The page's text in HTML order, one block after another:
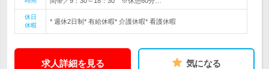
休日
休暇
* 週休2日制* 有給休暇* 介護休暇* 看護休暇
求人詳細を見る 気になる